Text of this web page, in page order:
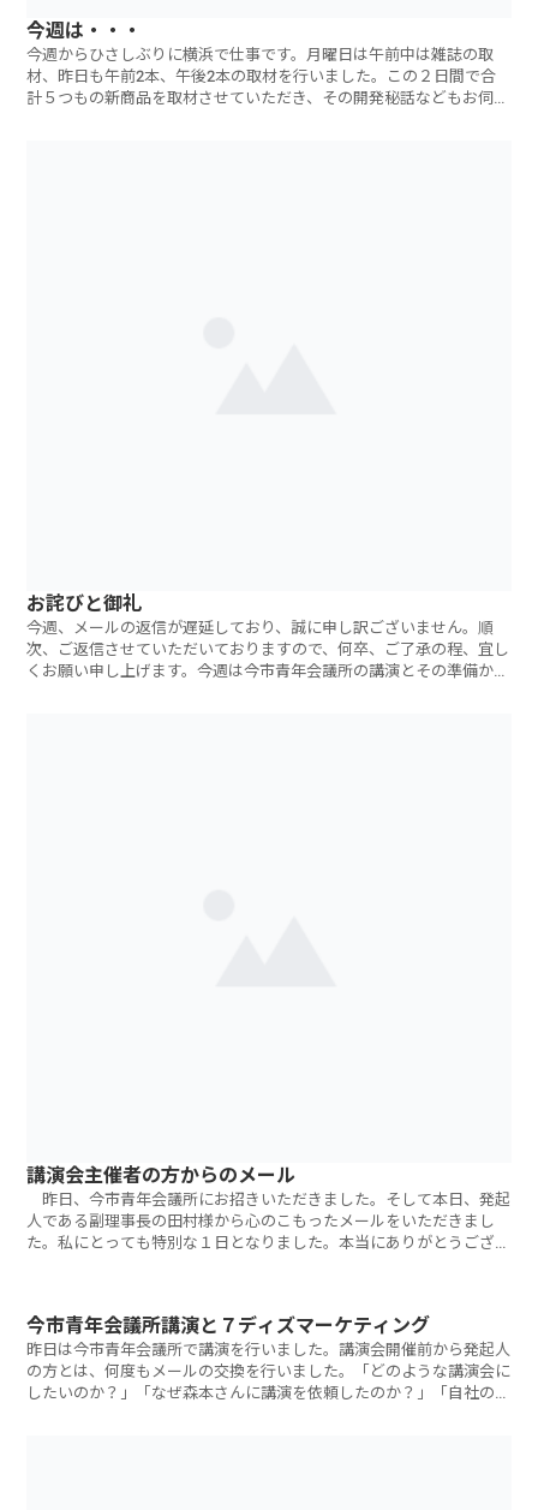
今週は・・・
今週からひさしぶりに横浜で仕事です。月曜日は午前中は雑誌の取
材、昨日も午前2本、午後2本の取材を行いました。この２日間で合
計５つもの新商品を取材させていただき、その開発秘話などもお伺い
お詫びと御礼
今週、メールの返信が遅延しており、誠に申し訳ございません。順
次、ご返信させていただいておりますので、何卒、ご了承の程、宜し
くお願い申し上げます。今週は今市青年会議所の講演とその準備から
講演会主催者の方からのメール
昨日、今市青年会議所にお招きいただきました。そして本日、発起
人である副理事長の田村様から心のこもったメールをいただきまし
た。私にとっても特別な１日となりました。本当にありがとうござい
今市青年会議所講演と７ディズマーケティング
昨日は今市青年会議所で講演を行いました。講演会開催前から発起人
の方とは、何度もメールの交換を行いました。「どのような講演会に
したいのか？」「なぜ森本さんに講演を依頼したのか？」「自社の事